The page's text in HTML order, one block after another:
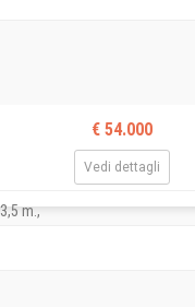
€ 54.000
Vedi dettagli
m.,